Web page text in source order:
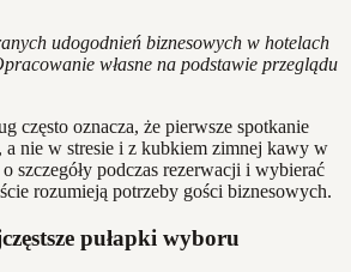
udogodnień biznesowych w hotelach
własne na podstawie przeglądu
często oznacza, że pierwsze spotkanie
a nie w stresie i z kubkiem zimnej kawy w
szczegóły podczas rezerwacji i wybierać
rozumieją potrzeby gości biznesowych.
pułapki wyboru